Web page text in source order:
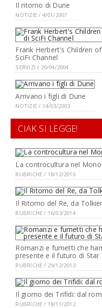
Il ritorno di Dune
NOTIZIE / 4/01/2007
Frank Herbert's Children
SciFi Channel
SERVIZI / 20/04/2004
Arrivano i figli di Dune
NOTIZIE / 14/03/2003
CIAK SI LEGGE!
La controcultura nel
RUBRICHE / 18/12/2016
Il Ritorno del Re, da
RUBRICHE / 16/03/2014
Romanzi e fumetti che
presente e il futuro di Star
RUBRICHE / 29/12/2013
Il giorno dei Trifidi: dal
RUBRICHE / 18/11/2012